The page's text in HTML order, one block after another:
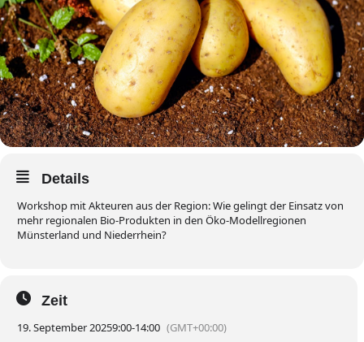
Details
Workshop mit Akteuren aus der Region: Wie gelingt der Einsatz von
mehr regionalen Bio-Produkten in den Öko-Modellregionen
Münsterland und Niederrhein?
Zeit
19. September 20259:00-14:00 (GMT+00:00)